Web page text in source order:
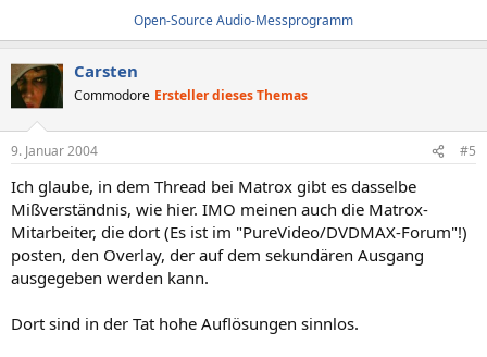
Open-Source Audio-Messprogramm
Carsten
Commodore Ersteller dieses Themas
9. Januar 2004 #5
Ich glaube, in dem Thread bei Matrox gibt es dasselbe
Mißverständnis, wie hier. IMO meinen auch die Matrox-
Mitarbeiter, die dort (Es ist im "PureVideo/DVDMAX-Forum"!)
posten, den Overlay, der auf dem sekundären Ausgang
ausgegeben werden kann.
Dort sind in der Tat hohe Auflösungen sinnlos.